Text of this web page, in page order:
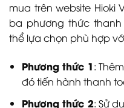
mua trên website Hioki
ba phương thức
thể lựa chọn phù hợp
Phương thức 1:
đó tiến hành thanh
Phương thức 2: Sử